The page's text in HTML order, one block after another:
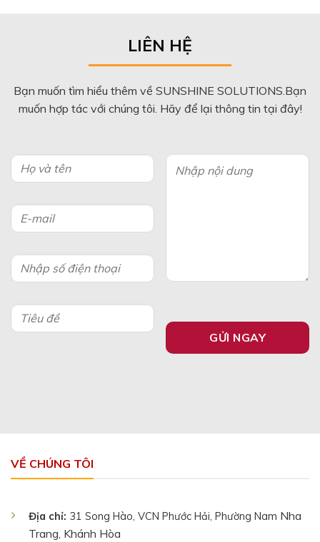
LIÊN HỆ
Bạn muốn tìm hiểu thêm về SUNSHINE SOLUTIONS.Bạn
muốn hợp tác với chúng tôi. Hãy để lại thông tin tại đây!
VỀ CHÚNG TÔI
Địa chỉ: 31 Song Hào, VCN Phước Hải, Phường Nam Nha
Trang, Khánh Hòa